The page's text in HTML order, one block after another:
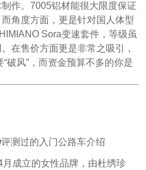
作。7005铝材能很大限度保证
角度方面，更是针对国人体型
Sora变速套件，等级虽
在售价方面更是非常之吸引，
破风”，而资金预算不多的你是
成立的女性品牌，由杜绣珍